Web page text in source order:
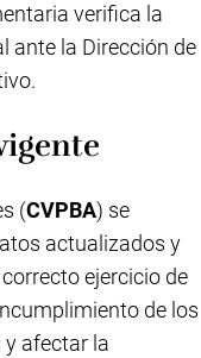
verifica la
ante la Dirección de
(CVPBA) se
actualizados y
ejercicio de
de los
afectar la